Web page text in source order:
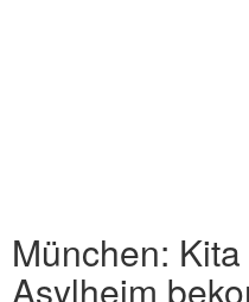
München:
Asylheim